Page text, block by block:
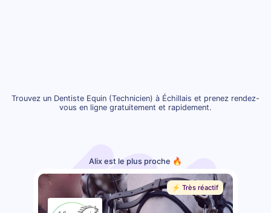
Trouvez un Dentiste Equin (Technicien) à Échillais et prenez rendez-
vous en ligne gratuitement et rapidement.
Alix est le plus proche 🔥
⚡️ Très réactif